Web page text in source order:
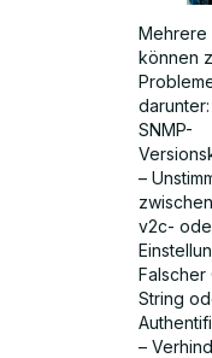
Mehrere
können
darunter:
SNMP-
–
v2c-
Falscher
String
–